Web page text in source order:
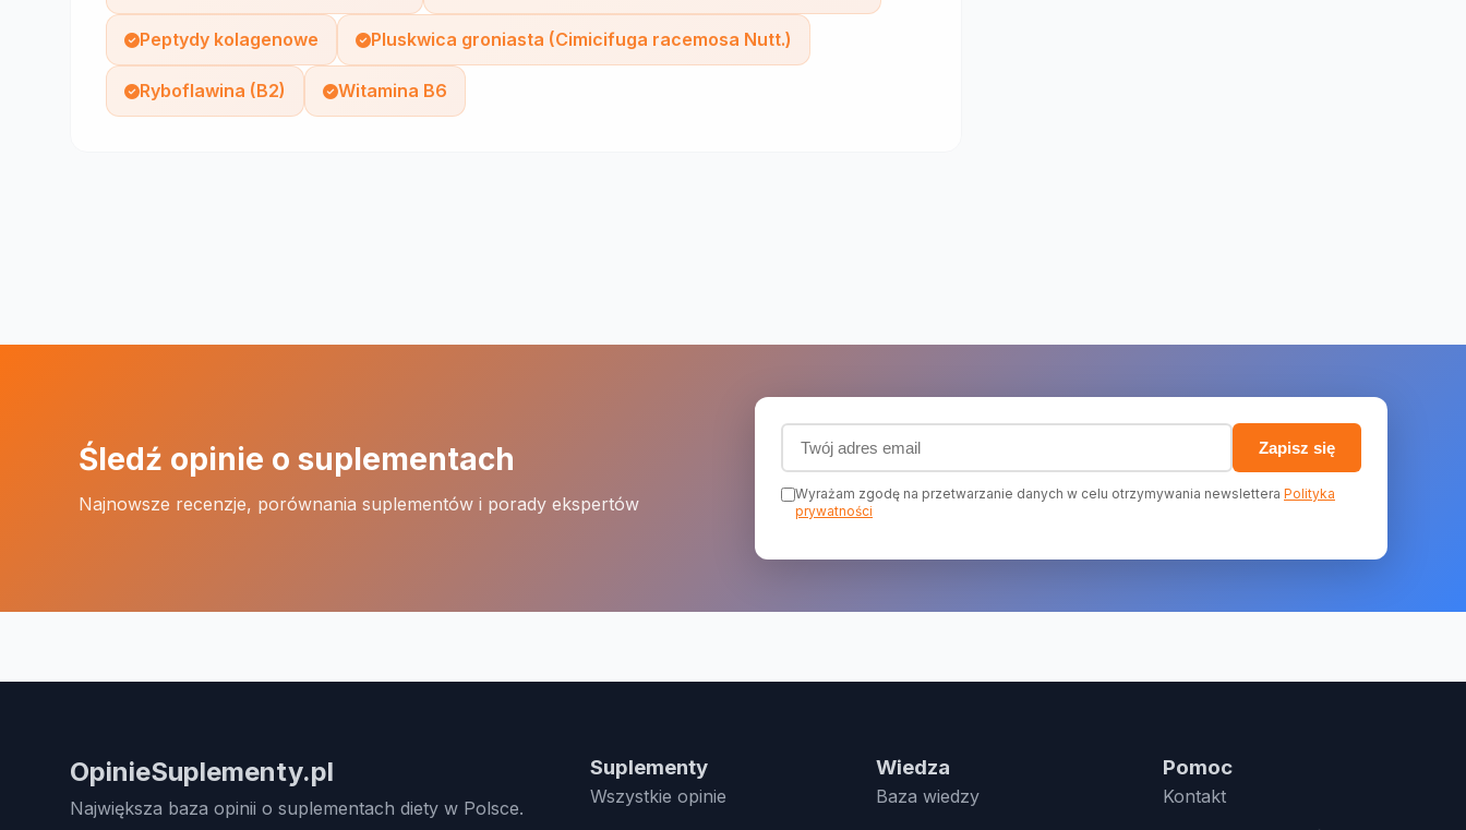
Peptydy kolagenowe Pluskwica groniasta (Cimicifuga racemosa Nutt.)
Ryboflawina (B2) Witamina B6
Śledź opinie o suplementach
Najnowsze recenzje, porównania suplementów i porady ekspertów
Adres email (wymagany)
Zapisz się
Wyrażam zgodę na przetwarzanie danych w celu otrzymywania newslettera Polityka
prywatności
OpinieSuplementy.pl
Największa baza opinii o suplementach diety w Polsce.
Suplementy
Wszystkie opinie
Wiedza
Baza wiedzy
Pomoc
Kontakt